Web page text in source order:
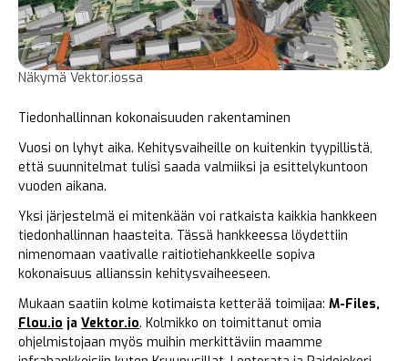
Näkymä Vektor.iossa
Tiedonhallinnan kokonaisuuden rakentaminen
Vuosi on lyhyt aika. Kehitysvaiheille on kuitenkin tyypillistä,
että suunnitelmat tulisi saada valmiiksi ja esittelykuntoon
vuoden aikana.
Yksi järjestelmä ei mitenkään voi ratkaista kaikkia hankkeen
tiedonhallinnan haasteita. Tässä hankkeessa löydettiin
nimenomaan vaativalle raitiotiehankkeelle sopiva
kokonaisuus allianssin kehitysvaiheeseen.
Mukaan saatiin kolme kotimaista ketterää toimijaa: M-Files,
Flou.io ja Vektor.io. Kolmikko on toimittanut omia
ohjelmistojaan myös muihin merkittäviin maamme